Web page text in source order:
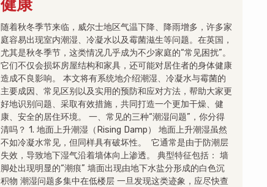
健康
随着秋冬季节来临，威尔士地区气温下降、降雨增多，许多家
庭容易出现室内潮湿、冷凝水以及霉菌滋生等问题。在英国，
尤其是秋冬季节，这类情况几乎成为不少家庭的“常见困扰”。
它们不仅会损坏房屋结构和家具，还可能对居住者的身体健康
造成不良影响。 本文将有系统地介绍潮湿、冷凝水与霉菌的
主要成因、常见区别以及实用的预防和应对方法，帮助大家更
好地识别问题、采取有效措施，共同打造一个更加干燥、健
康、安全的居住环境。 一、常见的三种“潮湿问题”，你分得
清吗？ 1. 地面上升潮湿（Rising Damp） 地面上升潮湿虽然
不如冷凝水常见，但同样具有破坏性。 它通常是由于防潮层
失效，导致地下湿气沿着墙体向上渗透。 典型特征包括： 墙
脚处出现明显的“潮痕” 墙面出现由地下水盐分形成的白色沉
积物 潮湿问题多集中在低楼层 一旦发现这类迹象，应尽快查